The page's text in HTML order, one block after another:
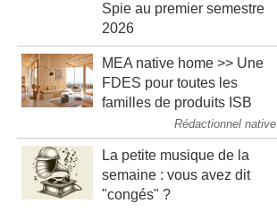
Spie au premier semestre
2026
MEA native home >> Une
FDES pour toutes les
familles de produits ISB
Rédactionnel native
La petite musique de la
semaine : vous avez dit
"congés" ?